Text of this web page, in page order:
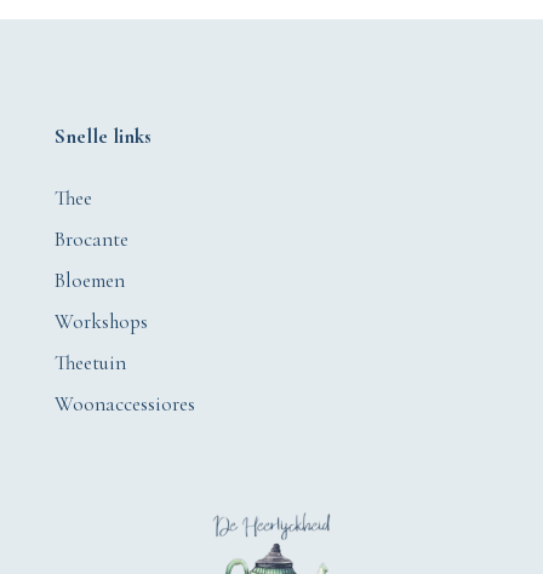
Snelle links
Thee
Brocante
Bloemen
Workshops
Theetuin
Woonaccessiores